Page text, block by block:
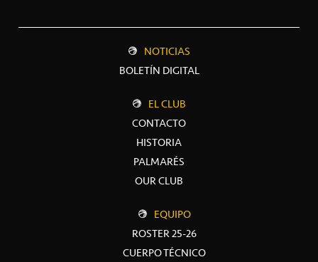
NOTICIAS
BOLETÍN DIGITAL
EL CLUB
CONTACTO
HISTORIA
PALMARÉS
OUR CLUB
EQUIPO
ROSTER 25-26
CUERPO TÉCNICO